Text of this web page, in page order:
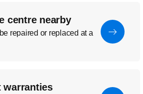
centre nearby
repaired or replaced at a
warranties